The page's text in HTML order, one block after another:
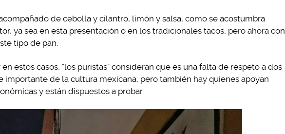
de cebolla y cilantro, limón y salsa, como se acostumbra
ya sea en esta presentación o en los tradicionales tacos, pero ahora con
tipo de pan.
estos casos, “los puristas” consideran que es una falta de respeto a dos
importante de la cultura mexicana, pero también hay quienes apoyan
y están dispuestos a probar.